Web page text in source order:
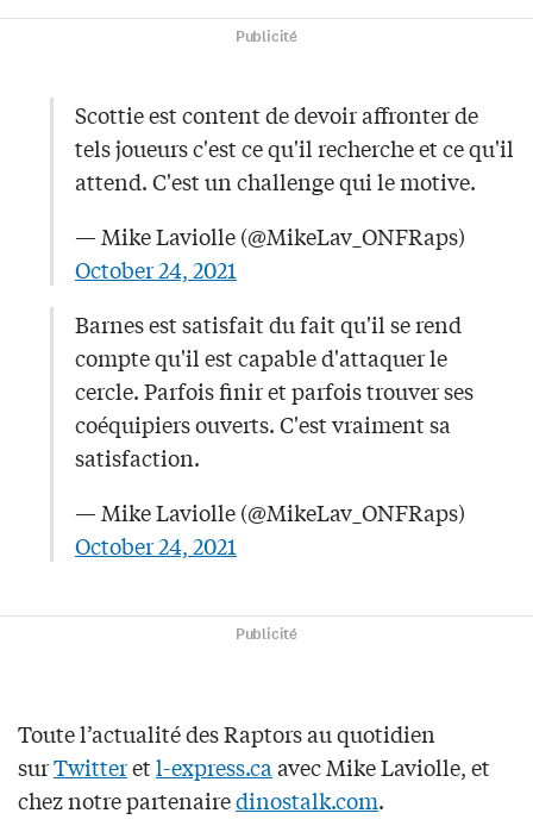
Publicité
Scottie est content de devoir affronter de
tels joueurs c'est ce qu'il recherche et ce qu'il
attend. C'est un challenge qui le motive.
— Mike Laviolle (@MikeLav_ONFRaps)
October 24, 2021
Barnes est satisfait du fait qu'il se rend
compte qu'il est capable d'attaquer le
cercle. Parfois finir et parfois trouver ses
coéquipiers ouverts. C'est vraiment sa
satisfaction.
— Mike Laviolle (@MikeLav_ONFRaps)
October 24, 2021
Publicité
Toute l’actualité des Raptors au quotidien
surTwitteretl-express.caavec Mike Laviolle, et
chez notre partenairedinostalk.com.